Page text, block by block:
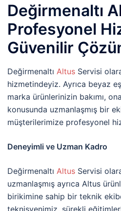
Değirmenaltı
Profesyonel
Güvenilir
Değirmenaltı Altus Servisi
hizmetindeyiz. Ayrıca beyaz
marka ürünlerinizin bakımı,
konusunda uzmanlaşmış bir
müşterilerimize profesyonel
Deneyimli ve Uzman Kadro
Değirmenaltı Altus Servisi
uzmanlaşmış ayrıca Altus
birikimine sahip bir teknik
teknisyenimiz, sürekli